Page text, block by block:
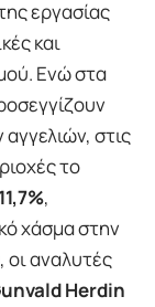
εργασίας
και
Ενώ στα
στις
το
11,7%,
χάσμα στην
αναλυτές
Herdin